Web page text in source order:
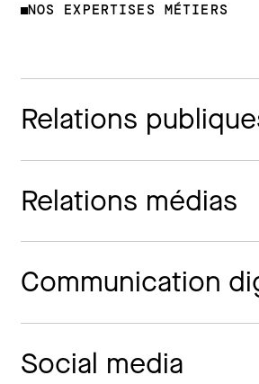
NOS EXPERTISES MÉTIERS
Relations
Relations médias
Communication
Social media